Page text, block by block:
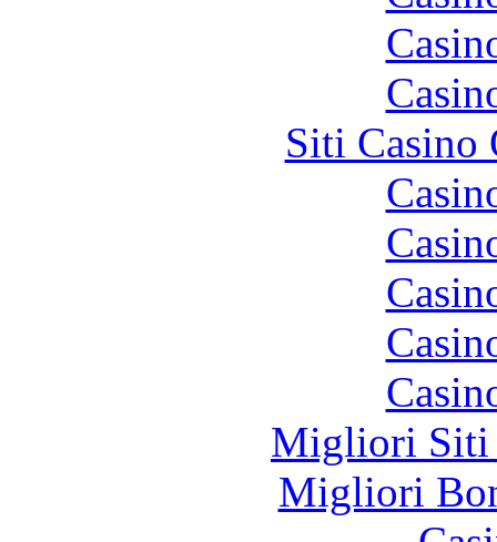
Siti Casino
Migliori Siti
Migliori